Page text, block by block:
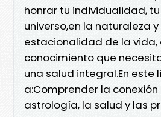
honrar tu individualidad,
universo,en la naturaleza y
estacionalidad de la vida,
conocimiento que
una salud integral.En este
a:Comprender la
astrología, la salud y las